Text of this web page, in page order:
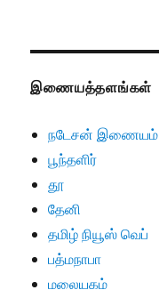
இணையத்தளங்கள்
நடேசன் இணையம்
பூந்தளிர்
தூ
தேனி
தமிழ் நியூஸ் வெப்
பத்மநாபா
மலையகம்